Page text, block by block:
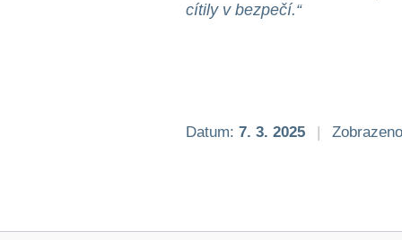
cítily v bezpečí.“
Datum: 7. 3. 2025 |